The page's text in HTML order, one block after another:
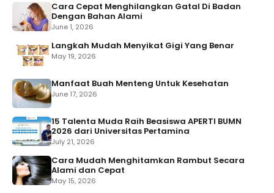
Cara Cepat Menghilangkan Gatal Di Badan
Dengan Bahan Alami
June 1, 2026
Langkah Mudah Menyikat Gigi Yang Benar
May 19, 2026
Manfaat Buah Menteng Untuk Kesehatan
June 17, 2026
15 Talenta Muda Raih Beasiswa APERTI BUMN
2026 dari Universitas Pertamina
July 21, 2026
Cara Mudah Menghitamkan Rambut Secara
Alami dan Cepat
May 15, 2026